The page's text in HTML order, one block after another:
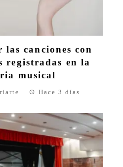
canciones con
registradas en la
musical
Hace 3 días